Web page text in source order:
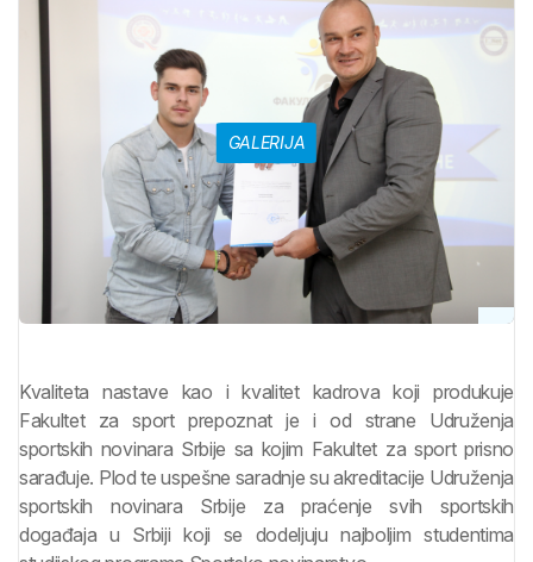
GALERIJA
Kvaliteta nastave kao i kvalitet kadrova koji produkuje
Fakultet za sport prepoznat je i od strane Udruženja
sportskih novinara Srbije sa kojim Fakultet za sport prisno
sarađuje. Plod te uspešne saradnje su akreditacije Udruženja
sportskih novinara Srbije za praćenje svih sportskih
događaja u Srbiji koji se dodeljuju najboljim studentima